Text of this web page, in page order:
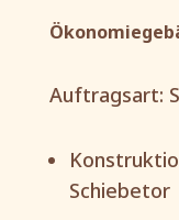
Auftragsart:
Schiebetor